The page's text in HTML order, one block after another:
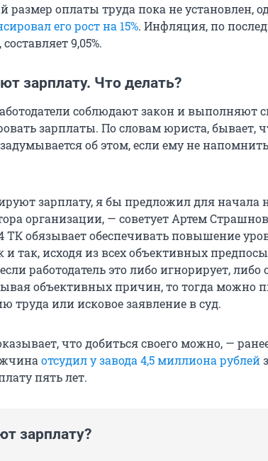
оплаты труда пока не установлен,
его рост на 15%. Инфляция, по
9,05%.
зарплату. Что делать?
соблюдают закон и выполняют
зарплаты. По словам юриста, бывает,
об этом, если ему не
зарплату, я бы предложил для начала
организации, — советует Артем
ТК обязывает обеспечивать повышение
и так, исходя из всех объективных
работодатель это либо игнорирует, либо
объективных причин, то тогда можно
труда или исковое заявление в суд.
что добиться своего можно, —
отсудил у завода 4,5 миллиона рублей
пять лет.
зарплату?